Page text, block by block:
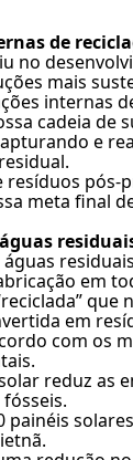
de
no
mais
internas
cadeia de
e
resíduos pós-
meta final
em
que
em
com os
reduz as
painéis